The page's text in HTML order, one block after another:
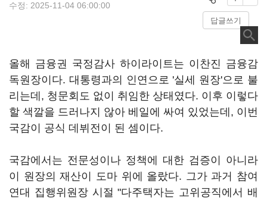
수정: 2025-11-04 06:00:00
답글쓰기
올해 금융권 국정감사 하이라이트는 이찬진 금융감
독원장이다. 대통령과의 인연으로 '실세 원장'으로 불
리는데, 청문회도 없이 취임한 상태였다. 이후 이렇다
할 색깔을 드러나지 않아 베일에 싸여 있었는데, 이번
국감이 공식 데뷔전이 된 셈이다.
국감에서는 전문성이나 정책에 대한 검증이 아니라
이 원장의 재산이 도마 위에 올랐다. 그가 과거 참여
연대 집행위원장 시절 "다주택자는 고위공직에서 배